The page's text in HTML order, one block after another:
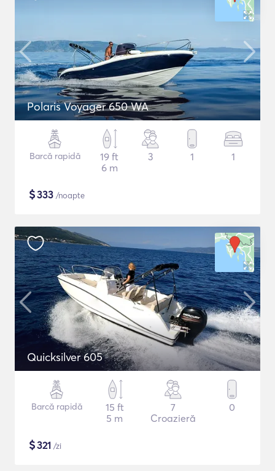
Polaris Voyager 650 WA
Barcă rapidă
19 ft
6 m
3 1 1
$333 /noapte
Quicksilver 605
Barcă rapidă
15 ft
5 m
7
Croazieră
0
$321 /zi